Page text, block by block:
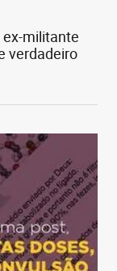
militante
verdadeiro